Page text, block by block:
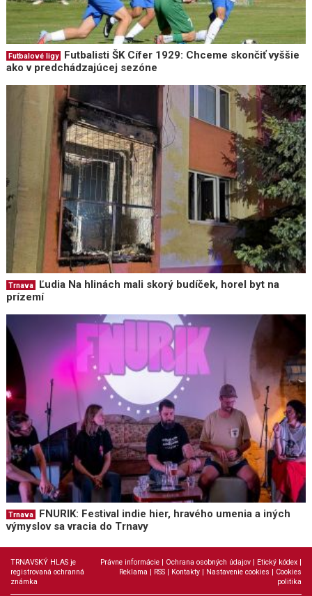
Futbalové ligy
Futbalisti ŠK Cífer 1929: Chceme skončiť vyššie
ako v predchádzajúcej sezóne
Trnava
Ľudia Na hlinách mali skorý budíček, horel byt na
prízemí
Trnava
FNURIK: Festival indie hier, hravého umenia a iných
výmyslov sa vracia do Trnavy
TRNAVSKÝ HLAS je
registrovaná ochranná
známka
Právne informácie | Ochrana osobných údajov | Etický kódex |
Reklama | RSS | Kontakty | Nastavenie cookies | Cookies
politika